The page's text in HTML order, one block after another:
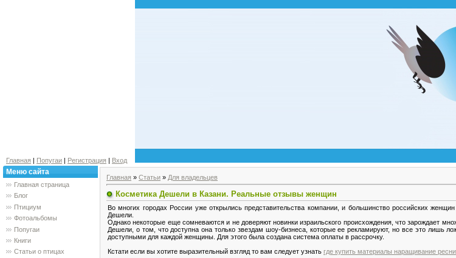
Главная | Попугаи | Регистрация | Вход
Меню сайта
Главная страница
Блог
Птициум
Фотоальбомы
Попугаи
Книги
Статьи о птицах
Главная » Статьи » Для владельцев
Косметика Дешели в Казани. Реальные отзывы женщин
Во многих городах России уже открылись представительства компании, и большинство российских
Дешели.
Однако некоторые еще сомневаются и не доверяют новинки израильского происхождения, что зарождает
Дешели, о том, что доступна она только звездам шоу-бизнеса, которые ее рекламируют, но все это лишь
доступными для каждой женщины. Для этого была создана система оплаты в рассрочку.
Кстати если вы хотите выразительный взгляд то вам следует узнать где купить материалы наращивание